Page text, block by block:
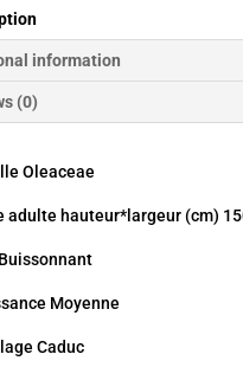
information
(0)
Oleaceae
adulte hauteur*largeur (cm)
Moyenne
Caduc